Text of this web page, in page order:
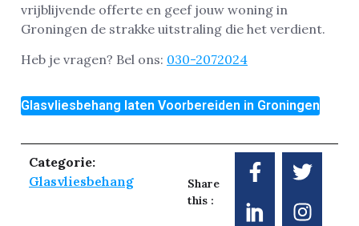
vrijblijvende offerte en geef jouw woning in
Groningen de strakke uitstraling die het verdient.
Heb je vragen? Bel ons: 030-2072024
Glasvliesbehang laten Voorbereiden in Groningen
Categorie:
Glasvliesbehang
Share
this :